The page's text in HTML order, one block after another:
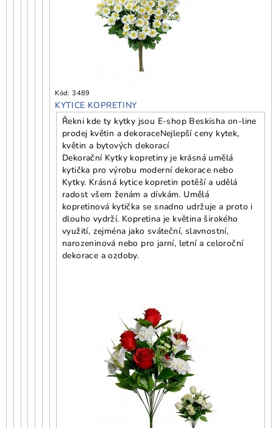
Kód: 3489
KYTICE KOPRETINY
Řekni kde ty kytky jsou E-shop Beskisha on-line
prodej květin a dekoraceNejlepší ceny kytek,
květin a bytových dekorací
Dekorační Kytky kopretiny je krásná umělá
kytička pro výrobu moderní dekorace nebo
Kytky. Krásná kytice kopretin potěší a udělá
radost všem ženám a dívkám. Umělá
kopretinová kytička se snadno udržuje a proto i
dlouho vydrží. Kopretina je květina širokého
využití, zejména jako sváteční, slavnostní,
narozeninová nebo pro jarní, letní a celoroční
dekorace a ozdoby.